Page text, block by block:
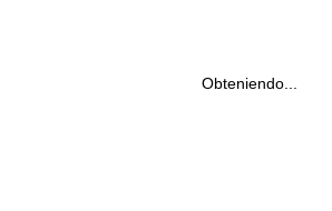
Obteniendo...